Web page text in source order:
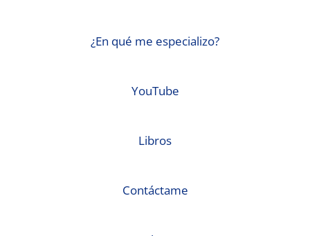
¿En qué me especializo?
YouTube
Libros
Contáctame